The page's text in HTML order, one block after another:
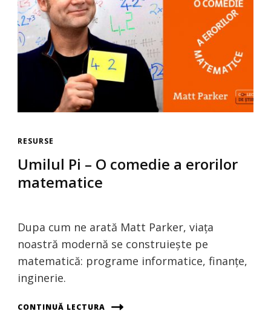
RESURSE
Umilul Pi – O comedie a erorilor
matematice
Dupa cum ne arată Matt Parker, viața
noastră modernă se construiește pe
matematică: programe informatice, finanțe,
inginerie.
CONTINUĂ LECTURA